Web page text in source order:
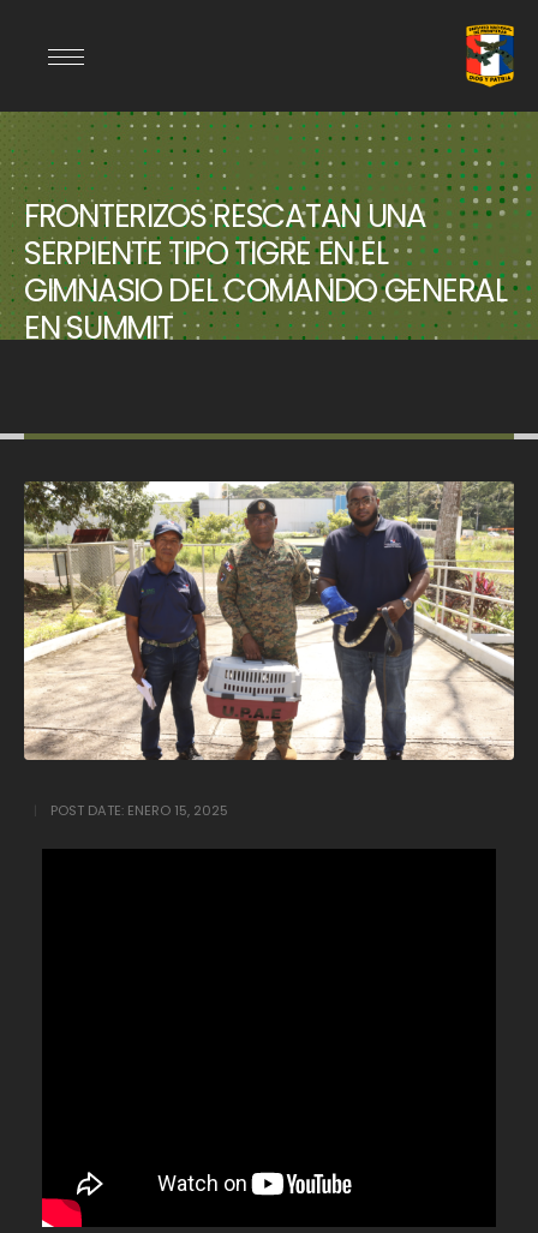
FRONTERIZOS RESCATAN UNA
SERPIENTE TIPO TIGRE EN EL
GIMNASIO DEL COMANDO GENERAL
EN SUMMIT
POST DATE: ENERO 15, 2025